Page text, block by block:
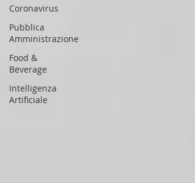
Coronavirus
Pubblica
Amministrazione
Food &
Beverage
Intelligenza
Artificiale